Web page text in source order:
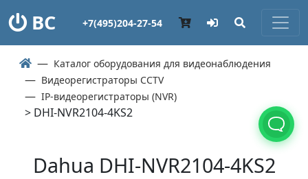
ВС +7(495)204-27-54
Каталог оборудования для видеонаблюдения
Видеорегистраторы CCTV
IP-видеорегистраторы (NVR)
> DHI-NVR2104-4KS2
Dahua DHI-NVR2104-4KS2